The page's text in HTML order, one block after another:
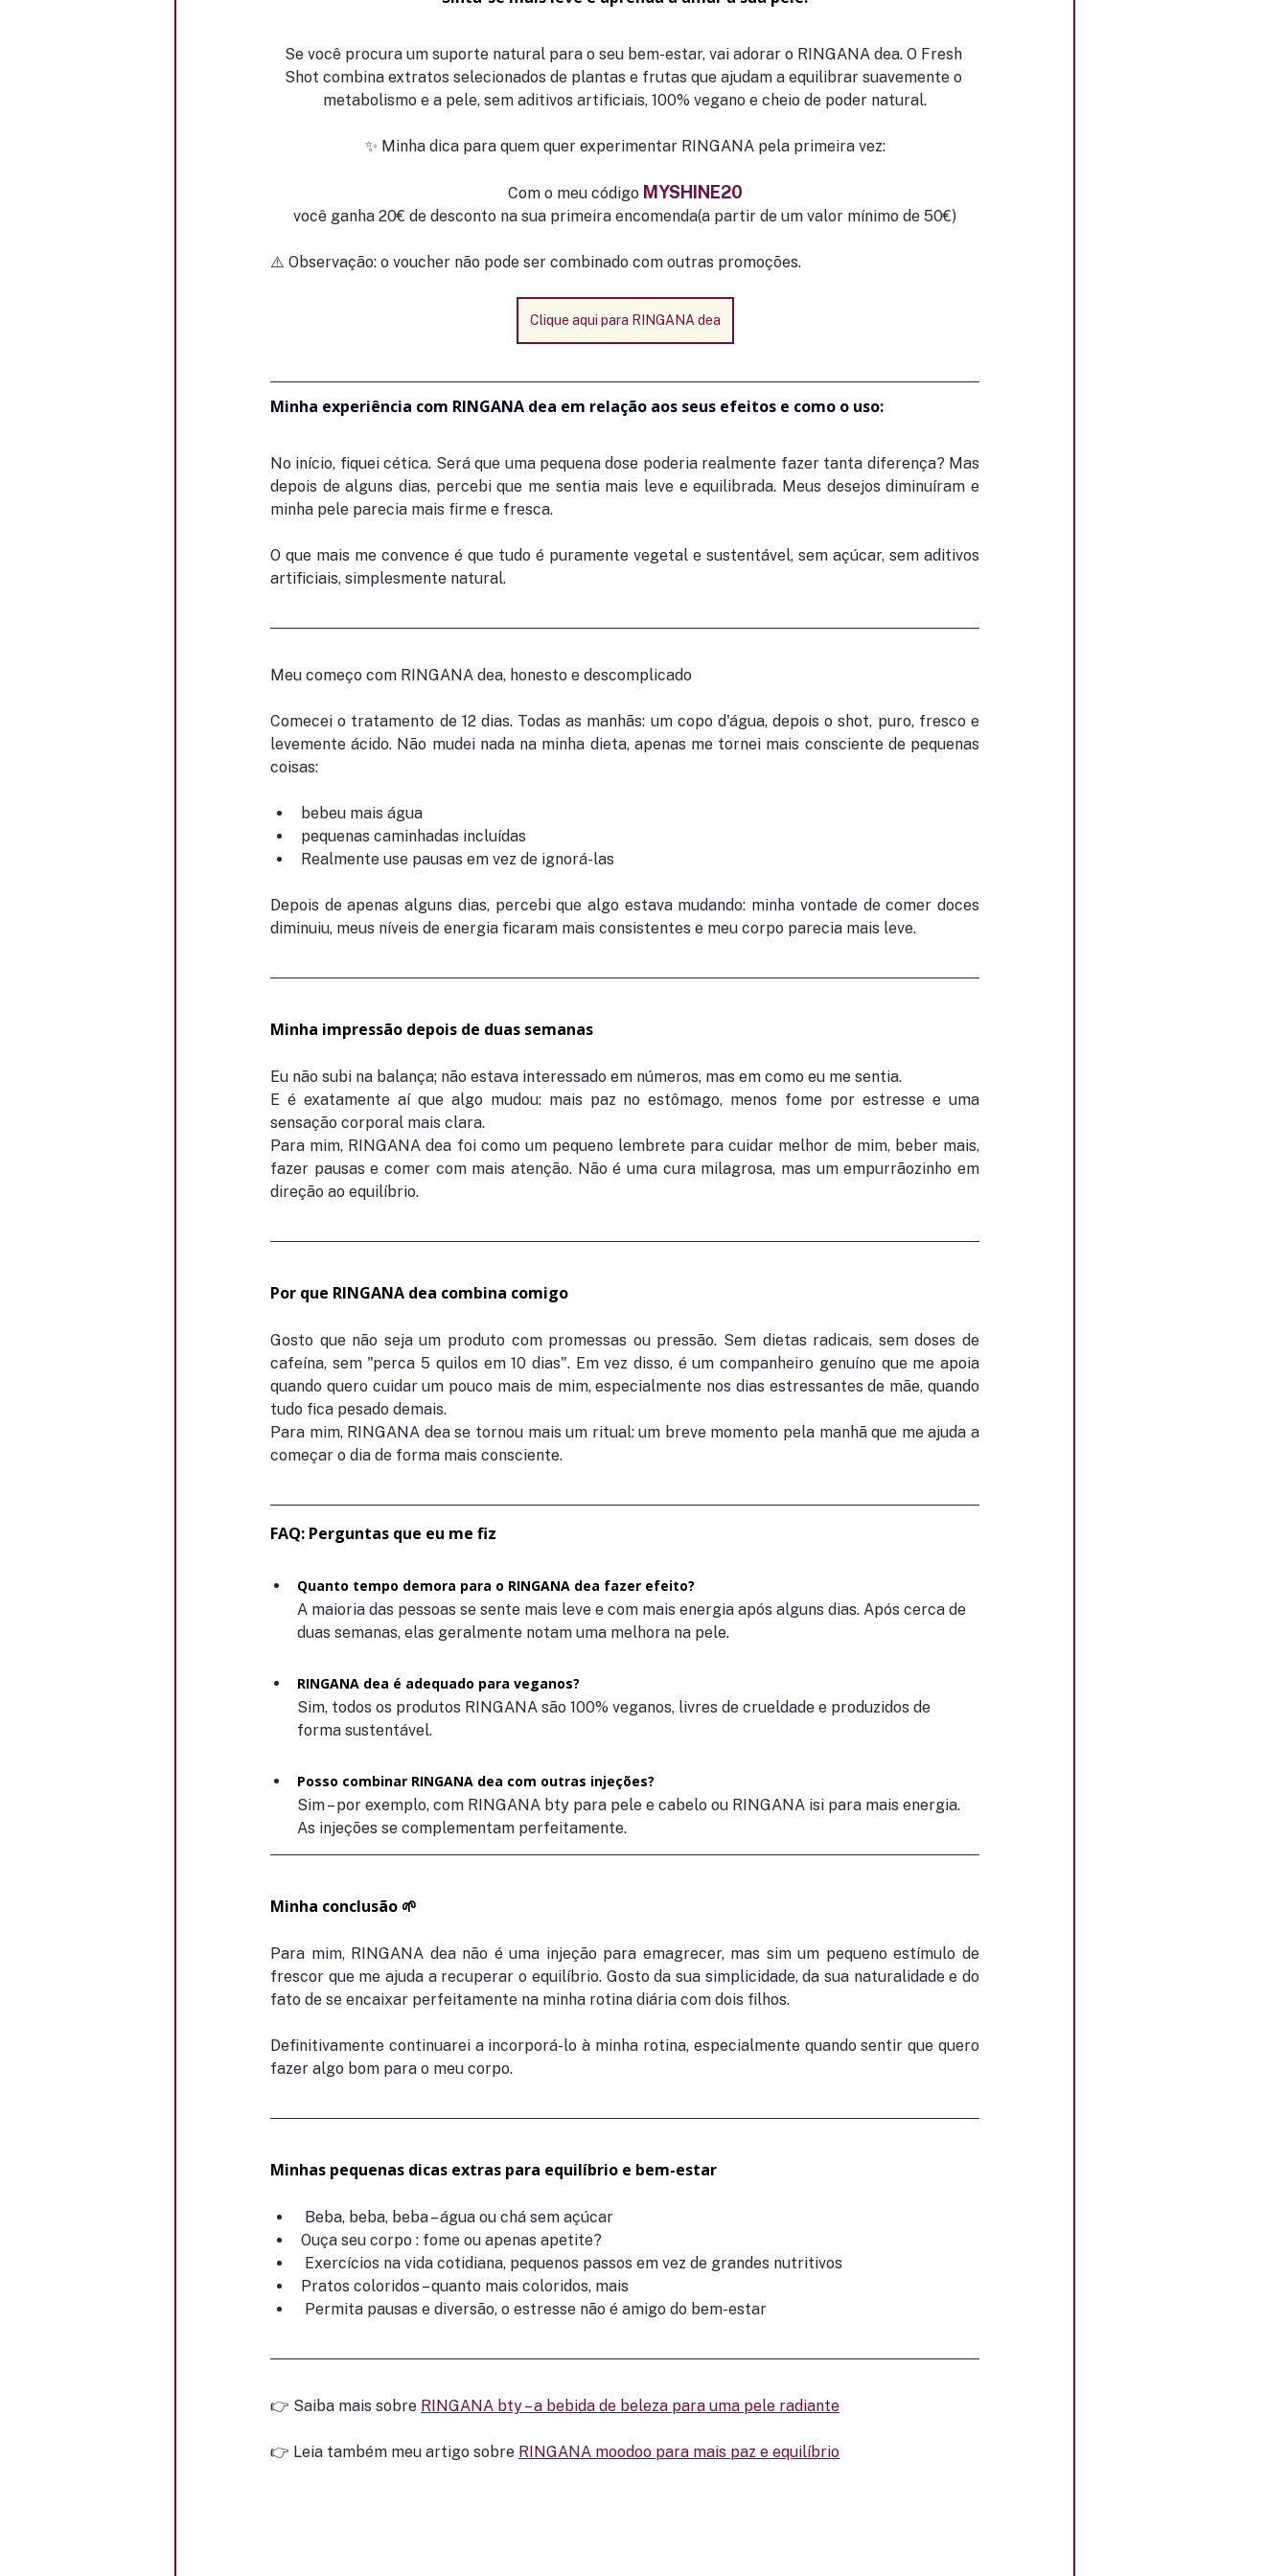
Se você procura um suporte natural para o seu bem-estar, vai adorar o RINGANA dea. O Fresh
Shot combina extratos selecionados de plantas e frutas que ajudam a equilibrar suavemente o
metabolismo e a pele, sem aditivos artificiais, 100% vegano e cheio de poder natural.
✨ Minha dica para quem quer experimentar RINGANA pela primeira vez:
Com o meu código MYSHINE20
você ganha 20€ de desconto na sua primeira encomenda(a partir de um valor mínimo de 50€)
⚠️ Observação: o voucher não pode ser combinado com outras promoções.
Clique aqui para RINGANA dea
Minha experiência com RINGANA dea em relação aos seus efeitos e como o uso:
No início, fiquei cética. Será que uma pequena dose poderia realmente fazer tanta diferença? Mas
depois de alguns dias, percebi que me sentia mais leve e equilibrada. Meus desejos diminuíram e
minha pele parecia mais firme e fresca.
O que mais me convence é que tudo é puramente vegetal e sustentável, sem açúcar, sem aditivos
artificiais, simplesmente natural.
Meu começo com RINGANA dea, honesto e descomplicado
Comecei o tratamento de 12 dias. Todas as manhãs: um copo d'água, depois o shot, puro, fresco e
levemente ácido. Não mudei nada na minha dieta, apenas me tornei mais consciente de pequenas
coisas:
bebeu mais água
pequenas caminhadas incluídas
Realmente use pausas em vez de ignorá-las
Depois de apenas alguns dias, percebi que algo estava mudando: minha vontade de comer doces
diminuiu, meus níveis de energia ficaram mais consistentes e meu corpo parecia mais leve.
Minha impressão depois de duas semanas
Eu não subi na balança; não estava interessado em números, mas em como eu me sentia.
E é exatamente aí que algo mudou: mais paz no estômago, menos fome por estresse e uma
sensação corporal mais clara.
Para mim, RINGANA dea foi como um pequeno lembrete para cuidar melhor de mim, beber mais,
fazer pausas e comer com mais atenção. Não é uma cura milagrosa, mas um empurrãozinho em
direção ao equilíbrio.
Por que RINGANA dea combina comigo
Gosto que não seja um produto com promessas ou pressão. Sem dietas radicais, sem doses de
cafeína, sem "perca 5 quilos em 10 dias". Em vez disso, é um companheiro genuíno que me apoia
quando quero cuidar um pouco mais de mim, especialmente nos dias estressantes de mãe, quando
tudo fica pesado demais.
Para mim, RINGANA dea se tornou mais um ritual: um breve momento pela manhã que me ajuda a
começar o dia de forma mais consciente.
FAQ: Perguntas que eu me fiz
Quanto tempo demora para o RINGANA dea fazer efeito?
A maioria das pessoas se sente mais leve e com mais energia após alguns dias. Após cerca de
duas semanas, elas geralmente notam uma melhora na pele.
RINGANA dea é adequado para veganos?
Sim, todos os produtos RINGANA são 100% veganos, livres de crueldade e produzidos de
forma sustentável.
Posso combinar RINGANA dea com outras injeções?
Sim – por exemplo, com RINGANA bty para pele e cabelo ou RINGANA isi para mais energia.
As injeções se complementam perfeitamente.
Minha conclusão 🌱
Para mim, RINGANA dea não é uma injeção para emagrecer, mas sim um pequeno estímulo de
frescor que me ajuda a recuperar o equilíbrio. Gosto da sua simplicidade, da sua naturalidade e do
fato de se encaixar perfeitamente na minha rotina diária com dois filhos.
Definitivamente continuarei a incorporá-lo à minha rotina, especialmente quando sentir que quero
fazer algo bom para o meu corpo.
Minhas pequenas dicas extras para equilíbrio e bem-estar
Beba, beba, beba – água ou chá sem açúcar
Ouça seu corpo : fome ou apenas apetite?
Exercícios na vida cotidiana, pequenos passos em vez de grandes nutritivos
Pratos coloridos – quanto mais coloridos, mais
Permita pausas e diversão, o estresse não é amigo do bem-estar
👉 Saiba mais sobre RINGANA bty – a bebida de beleza para uma pele radiante
👉 Leia também meu artigo sobre RINGANA moodoo para mais paz e equilíbrio